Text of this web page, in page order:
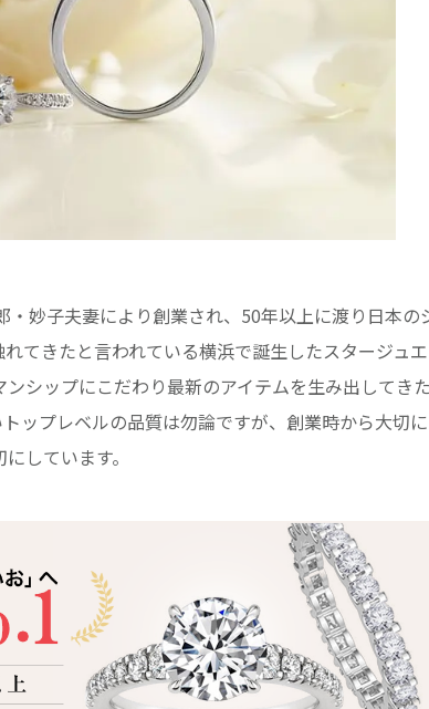
妙子夫妻により創業され、50年以上に渡り日本の
てきたと言われている横浜で誕生したスタージュ
シップにこだわり最新のアイテムを生み出してき
ップレベルの品質は勿論ですが、創業時から大切
しています。